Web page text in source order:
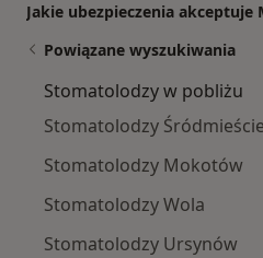
Jakie ubezpieczenia akceptuje
Powiązane wyszukiwania
Stomatolodzy w pobliżu
Stomatolodzy Śródmieście
Stomatolodzy Mokotów
Stomatolodzy Wola
Stomatolodzy Ursynów